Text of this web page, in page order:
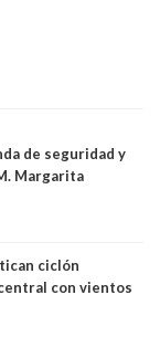
de seguridad y
Margarita
Metrop.
ciclón
con vientos